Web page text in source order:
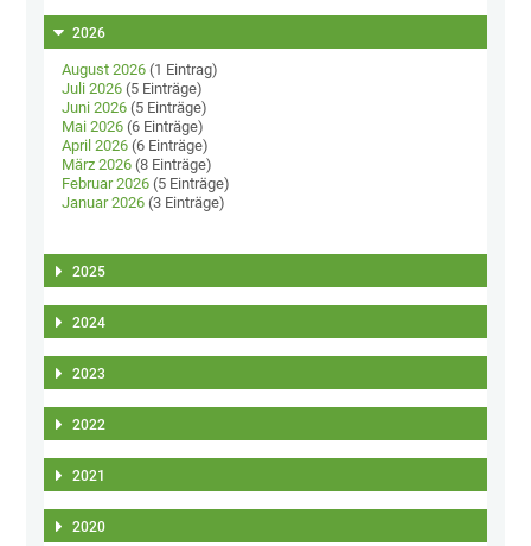
2026
August 2026 (1 Eintrag)
Juli 2026 (5 Einträge)
Juni 2026 (5 Einträge)
Mai 2026 (6 Einträge)
April 2026 (6 Einträge)
März 2026 (8 Einträge)
Februar 2026 (5 Einträge)
Januar 2026 (3 Einträge)
2025
2024
2023
2022
2021
2020